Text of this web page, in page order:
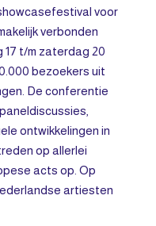
voor
verbonden
17 t/m zaterdag 20
bezoekers uit
De conferentie
ontwikkelingen in
op allerlei
acts op. Op
artiesten